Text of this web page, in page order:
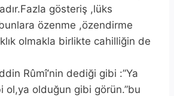
gösteriş ,lüks
özenme ,özendirme
olmakla birlikte cahilliğin de
Rûmî’nin dediği gibi :”Ya
ol,ya olduğun gibi görün.”bu